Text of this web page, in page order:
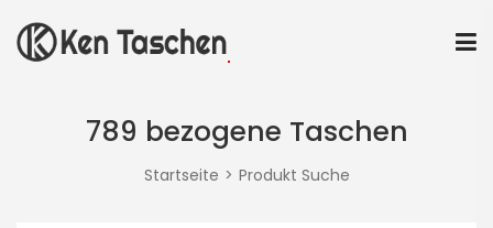
789 bezogene Taschen
Startseite Produkt Suche